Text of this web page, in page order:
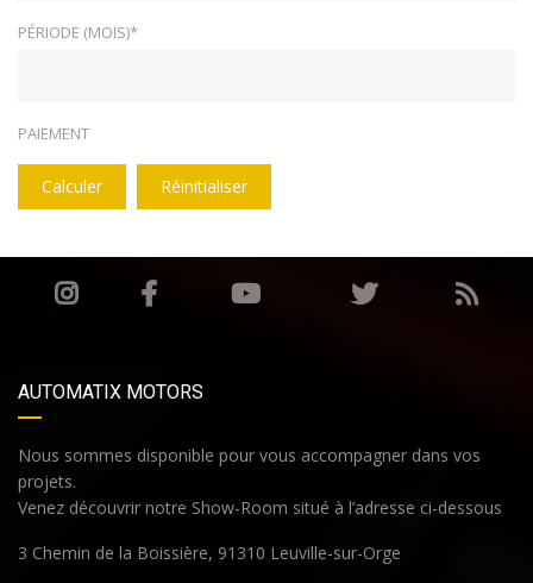
PÉRIODE (MOIS)*
PAIEMENT
Calculer Réinitialiser
AUTOMATIX MOTORS
Nous sommes disponible pour vous accompagner dans vos
projets.
Venez découvrir notre Show-Room situé à l’adresse ci-dessous
3 Chemin de la Boissière, 91310 Leuville-sur-Orge